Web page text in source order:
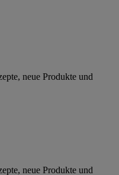
neue Produkte und
neue Produkte und